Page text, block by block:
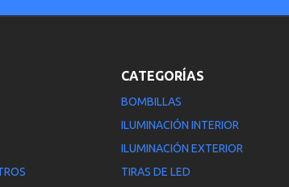
CATEGORÍAS
BOMBILLAS
ILUMINACIÓN INTERIOR
ILUMINACIÓN EXTERIOR
TIRAS DE LED